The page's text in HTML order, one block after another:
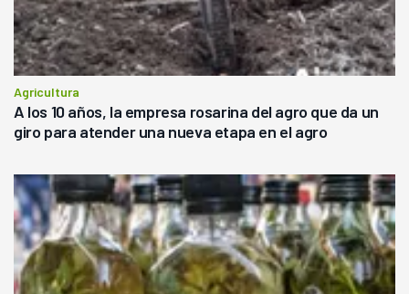
Agricultura
A los 10 años, la empresa rosarina del agro que da un
giro para atender una nueva etapa en el agro